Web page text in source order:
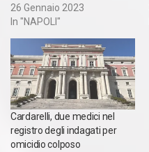
26 Gennaio 2023
In "NAPOLI"
Cardarelli, due medici nel
registro degli indagati per
omicidio colposo